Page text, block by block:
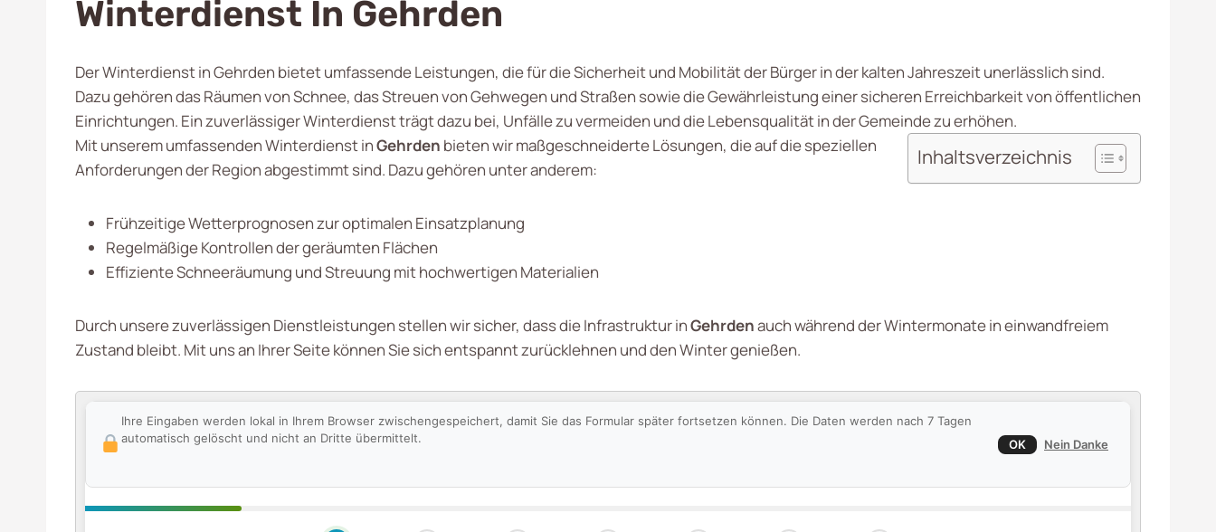
Winterdienst In Gehrden
Der Winterdienst in Gehrden bietet umfassende Leistungen, die für die Sicherheit und Mobilität der Bürger in der kalten Jahreszeit unerlässlich sind.
Dazu gehören das Räumen von Schnee, das Streuen von Gehwegen und Straßen sowie die Gewährleistung einer sicheren Erreichbarkeit von öffentlichen
Einrichtungen. Ein zuverlässiger Winterdienst trägt dazu bei, Unfälle zu vermeiden und die Lebensqualität in der Gemeinde zu erhöhen.
Inhaltsverzeichnis
Mit unserem umfassenden Winterdienst inGehrden bieten wir maßgeschneiderte Lösungen, die auf die speziellen
Anforderungen der Region abgestimmt sind. Dazu gehören unter anderem:
Frühzeitige Wetterprognosen zur optimalen Einsatzplanung
Regelmäßige Kontrollen der geräumten Flächen
Effiziente Schneeräumung und Streuung mit hochwertigen Materialien
Durch unsere zuverlässigen Dienstleistungen stellen wir sicher, dass die Infrastruktur inGehrdenauch während der Wintermonate in einwandfreiem
Zustand bleibt. Mit uns an Ihrer Seite können Sie sich entspannt zurücklehnen und den Winter genießen.
Ihre Eingaben werden lokal in Ihrem Browser zwischengespeichert, damit Sie das Formular später fortsetzen können. Die Daten werden nach 7 Tagen
automatisch gelöscht und nicht an Dritte übermittelt.
OK Nein Danke